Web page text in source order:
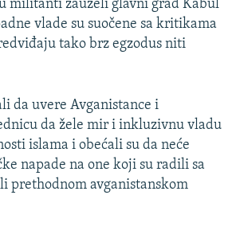
militanti zauzeli glavni grad Kabul
vlade su suočene sa kritikama
tako brz egzodus niti
da uvere Avganistance i
da žele mir i inkluzivnu vladu
islama i obećali su da neće
napade na one koji su radili sa
prethodnom avganistanskom